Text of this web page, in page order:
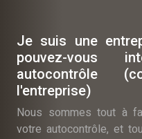
Je suis une
pouvez-vous
autocontrôle
l'entreprise)
Nous sommes tout à
votre autocontrôle, et